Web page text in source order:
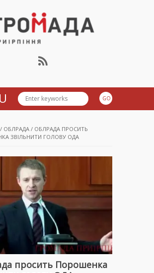
Приірпіння
/ ОБЛРАДА / ОБЛРАДА ПРОСИТЬ
ЗВІЛЬНИТИ ГОЛОВУ ОДА
просить Порошенка